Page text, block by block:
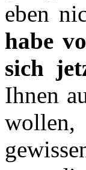
eben
habe
sich
Ihnen